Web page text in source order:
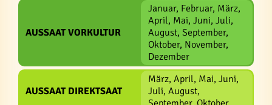
AUSSAAT VORKULTUR
Januar, Februar, März,
April, Mai, Juni, Juli,
August, September,
Oktober, November,
Dezember
AUSSAAT DIREKTSAAT
März, April, Mai, Juni,
Juli, August,